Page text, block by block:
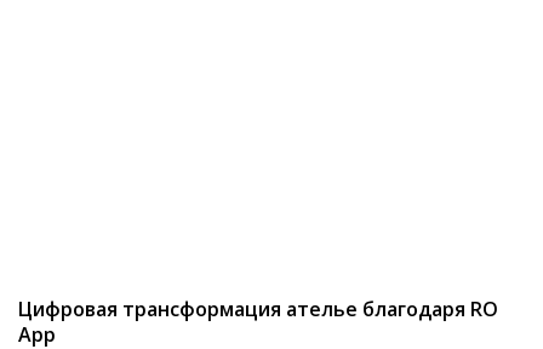
Цифровая трансформация ателье благодаря RO
App